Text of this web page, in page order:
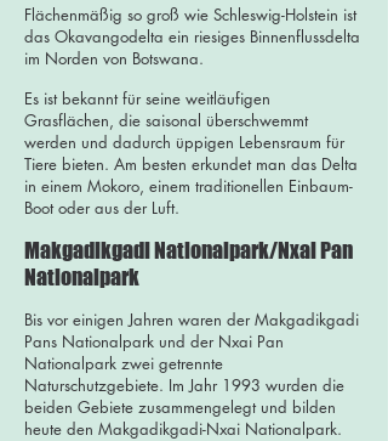
Flächenmäßig so groß wie Schleswig-Holstein ist
das Okavangodelta ein riesiges Binnenflussdelta
im Norden von Botswana.
Es ist bekannt für seine weitläufigen
Grasflächen, die saisonal überschwemmt
werden und dadurch üppigen Lebensraum für
Tiere bieten. Am besten erkundet man das Delta
in einem Mokoro, einem traditionellen Einbaum-
Boot oder aus der Luft.
Makgadikgadi Nationalpark/Nxai Pan
Nationalpark
Bis vor einigen Jahren waren der Makgadikgadi
Pans Nationalpark und der Nxai Pan
Nationalpark zwei getrennte
Naturschutzgebiete. Im Jahr 1993 wurden die
beiden Gebiete zusammengelegt und bilden
heute den Makgadikgadi-Nxai Nationalpark.